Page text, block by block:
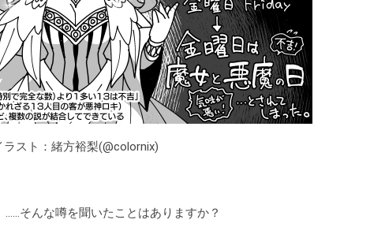
ラスト：緒方裕梨(@colornix)
……そんな噂を聞いたことはありますか？